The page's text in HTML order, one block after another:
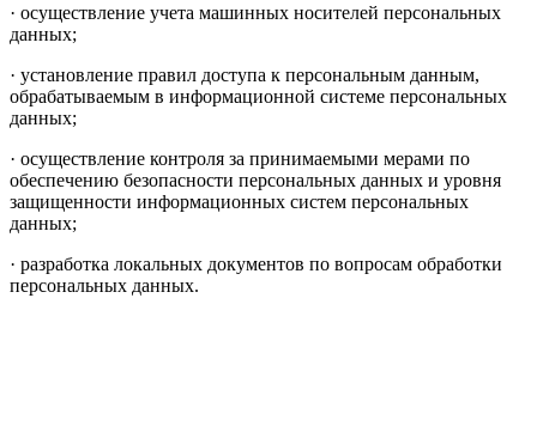
· осуществление учета машинных носителей персональных
данных;
· установление правил доступа к персональным данным,
обрабатываемым в информационной системе персональных
данных;
· осуществление контроля за принимаемыми мерами по
обеспечению безопасности персональных данных и уровня
защищенности информационных систем персональных
данных;
· разработка локальных документов по вопросам обработки
персональных данных.